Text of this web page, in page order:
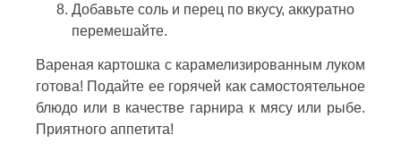
Добавьте соль и перец по вкусу, аккуратно
перемешайте.
Вареная картошка с карамелизированным луком
готова! Подайте ее горячей как самостоятельное
блюдо или в качестве гарнира к мясу или рыбе.
Приятного аппетита!